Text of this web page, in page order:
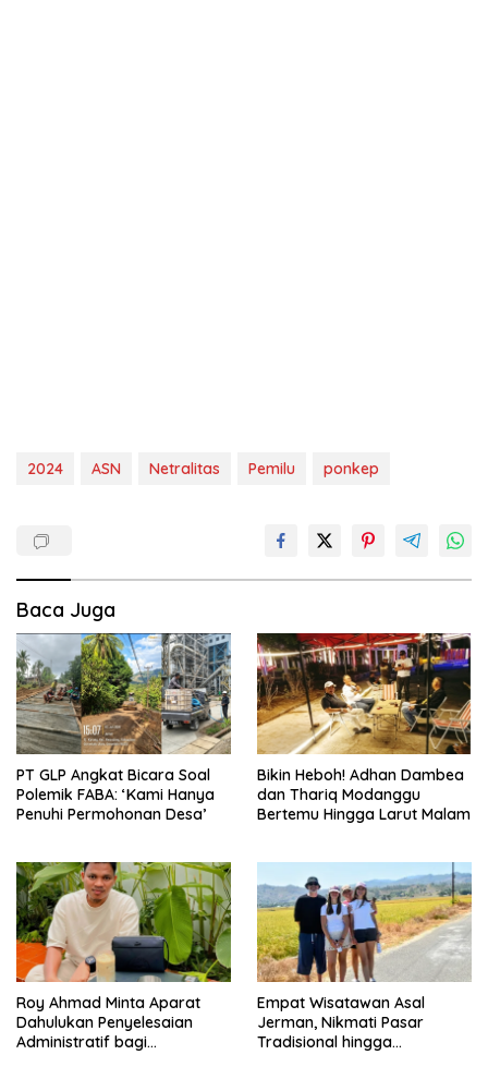
2024 ASN Netralitas Pemilu ponkep
Baca Juga
PT GLP Angkat Bicara Soal
Polemik FABA: ‘Kami Hanya
Penuhi Permohonan Desa’
Bikin Heboh! Adhan Dambea
dan Thariq Modanggu
Bertemu Hingga Larut Malam
Roy Ahmad Minta Aparat
Dahulukan Penyelesaian
Administratif bagi
Empat Wisatawan Asal
Jerman, Nikmati Pasar
Tradisional hingga